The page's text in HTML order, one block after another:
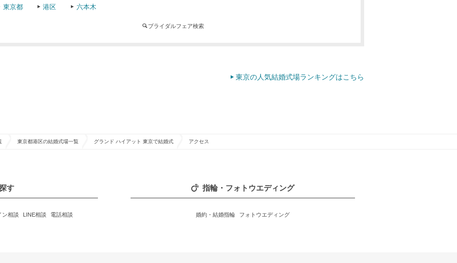
東京都 港区 六本木
ブライダルフェア検索
東京の人気結婚式場ランキングはこちら
東京都港区の結婚式場一覧 グランド ハイアット 東京で結婚式 アクセス
す
ン相談 LINE相談 電話相談
指輪・フォトウエディング
婚約・結婚指輪 フォトウエディング